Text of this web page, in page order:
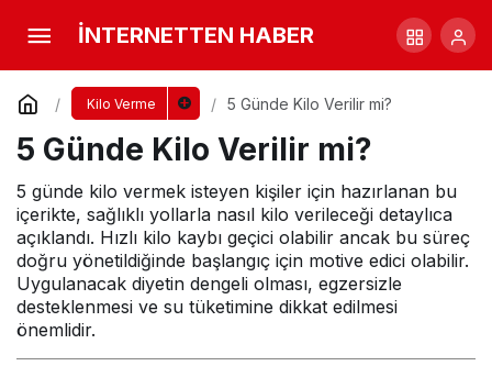
İNTERNETTEN HABER
Kilo Verme 5 Günde Kilo Verilir mi?
5 Günde Kilo Verilir mi?
5 günde kilo vermek isteyen kişiler için hazırlanan bu
içerikte, sağlıklı yollarla nasıl kilo verileceği detaylıca
açıklandı. Hızlı kilo kaybı geçici olabilir ancak bu süreç
doğru yönetildiğinde başlangıç için motive edici olabilir.
Uygulanacak diyetin dengeli olması, egzersizle
desteklenmesi ve su tüketimine dikkat edilmesi
önemlidir.
5 Günde Kilo Verilir mi?
Yorum Yap Paylaş